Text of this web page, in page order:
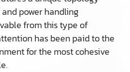
power handling
from this type of
has been paid to the
for the most cohesive